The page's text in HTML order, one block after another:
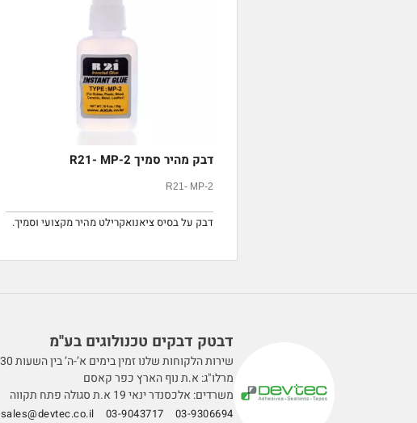
דבק מהיר סמיך R21- MP-2
R21- MP-2
דבק על בסיס ציאנואקרילט מהיר מקצועי וסמיך.
דבטק דבקים טכנולוגים בע''מ
שירות הלקוחות שלנו זמין בימים א’-ה’ בין השעות 07:30-16:30
מרלו"ג: א.ת נוף הארץ כפר קאסם
משרדים: אלכסנדר ינאי 19 א.ת סגולה פתח תקווה
03-9306694
03-9043717
sales@devtec.co.il